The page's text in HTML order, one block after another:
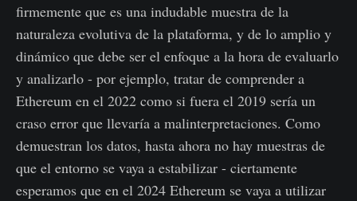
firmemente que es una indudable muestra de la
naturaleza evolutiva de la plataforma, y de lo amplio y
dinámico que debe ser el enfoque a la hora de evaluarlo
y analizarlo - por ejemplo, tratar de comprender a
Ethereum en el 2022 como si fuera el 2019 sería un
craso error que llevaría a malinterpretaciones. Como
demuestran los datos, hasta ahora no hay muestras de
que el entorno se vaya a estabilizar - ciertamente
esperamos que en el 2024 Ethereum se vaya a utilizar